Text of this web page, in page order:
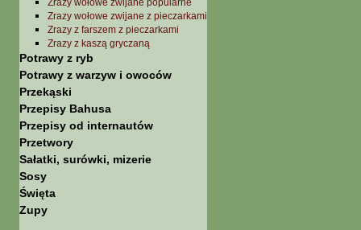
Zrazy wołowe zwijane popularne
Zrazy wołowe zwijane z pieczarkami
Zrazy z farszem z pieczarkami
Zrazy z kaszą gryczaną
Potrawy z ryb
Potrawy z warzyw i owoców
Przekąski
Przepisy Bahusa
Przepisy od internautów
Przetwory
Sałatki, surówki, mizerie
Sosy
Święta
Zupy